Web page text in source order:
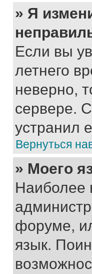
» Я
Если вы
летнего
неверно,
сервере.
устранил
Вернуться
» Моего
Наиболее
форуме,
язык.